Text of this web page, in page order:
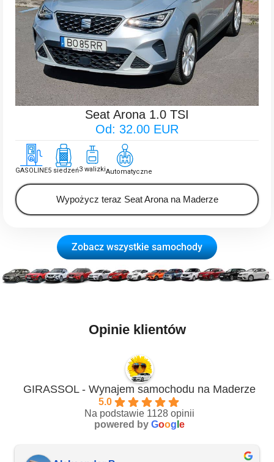
Seat Arona 1.0 TSI
Od: 32.00 EUR
GASOLINE5 siedzeń3 walizkiAutomatyczne
Wypożycz teraz Seat Arona na Maderze
Zobacz wszystkie samochody
Opinie klientów
GIRASSOL - Wynajem samochodu na Maderze
5.0
Na podstawie 1128 opinii
powered by Goog e